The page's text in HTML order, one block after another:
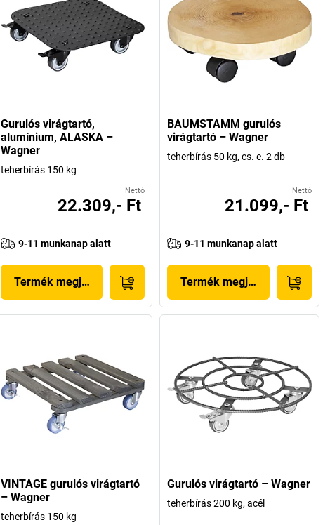
Gurulós virágtartó,
alumínium, ALASKA –
Wagner
teherbírás 150 kg
Nettó
22.309,- Ft
9-11 munkanap alatt
Termék megjelenítése
BAUMSTAMM gurulós
virágtartó – Wagner
teherbírás 50 kg, cs. e. 2 db
Nettó
21.099,- Ft
9-11 munkanap alatt
Termék megjelenítése
VINTAGE gurulós virágtartó
– Wagner
teherbírás 150 kg
Gurulós virágtartó – Wagner
teherbírás 200 kg, acél